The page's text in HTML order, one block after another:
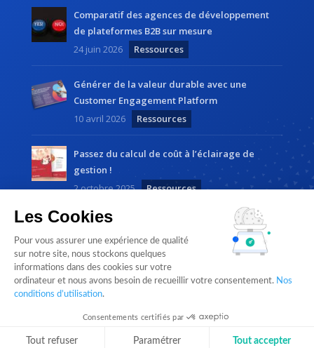
Comparatif des agences de développement
de plateformes B2B sur mesure
24 juin 2026
Ressources
Générer de la valeur durable avec une
Customer Engagement Platform
10 avril 2026
Ressources
Passez du calcul de coût à l’éclairage de
gestion !
2 octobre 2025
Ressources
Cloudlist byMagnetic Way• Tous droits réservés |
Suivez-nous sur LinkedIn
Les Cookies
Pour vous assurer une expérience de qualité
sur notre site, nous stockons quelques
informations dans des cookies sur votre
ordinateur et nous avons besoin de recueillir votre consentement. Nos
conditions d’utilisation.
Consentements certifiés par
Tout refuser Paramétrer Tout accepter